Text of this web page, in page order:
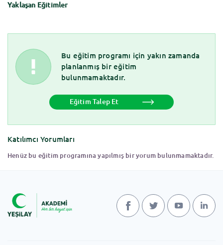
Yaklaşan Eğitimler
Bu eğitim programı için yakın zamanda
planlanmış bir eğitim
bulunmamaktadır.
Eğitim Talep Et
Katılımcı Yorumları
Henüz bu eğitim programına yapılmış bir yorum bulunmamaktadır.